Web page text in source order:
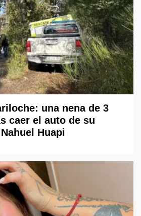
una nena de 3
caer el auto de su
Huapi